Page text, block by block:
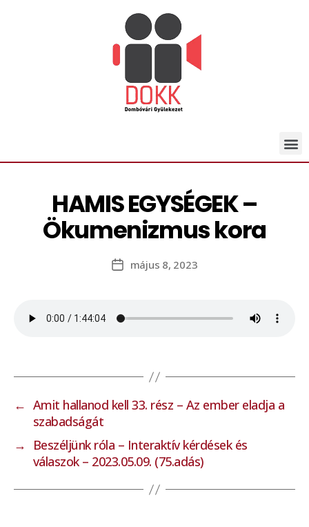
HAMIS EGYSÉGEK –
Ökumenizmus kora
május 8, 2023
← Amit hallanod kell 33. rész – Az ember eladja a
szabadságát
→
Beszéljünk róla – Interaktív kérdések és
válaszok – 2023.05.09. (75.adás)